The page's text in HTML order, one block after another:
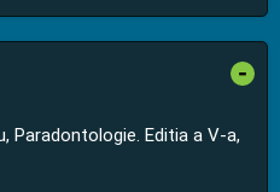
-
Paradontologie. Editia a V-a,